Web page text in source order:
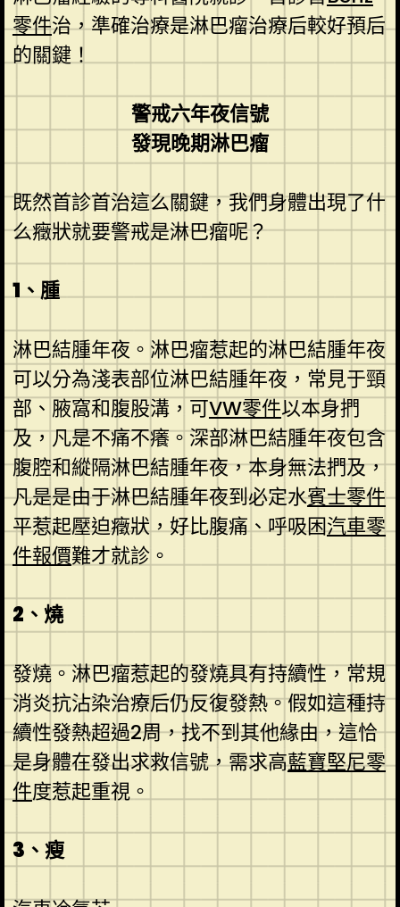
零件治，準確治療是淋巴瘤治療后較好預后
的關鍵！
警戒六年夜信號
發現晚期淋巴瘤
既然首診首治這么關鍵，我們身體出現了什
么癥狀就要警戒是淋巴瘤呢？
1、腫
淋巴結腫年夜。淋巴瘤惹起的淋巴結腫年夜
可以分為淺表部位淋巴結腫年夜，常見于頸
部、腋窩和腹股溝，可VW零件以本身捫
及，凡是不痛不癢。深部淋巴結腫年夜包含
腹腔和縱隔淋巴結腫年夜，本身無法捫及，
凡是是由于淋巴結腫年夜到必定水賓士零件
平惹起壓迫癥狀，好比腹痛、呼吸困汽車零
件報價難才就診。
2、燒
發燒。淋巴瘤惹起的發燒具有持續性，常規
消炎抗沾染治療后仍反復發熱。假如這種持
續性發熱超過2周，找不到其他緣由，這恰
是身體在發出求救信號，需求高藍寶堅尼零
件度惹起重視。
3、瘦